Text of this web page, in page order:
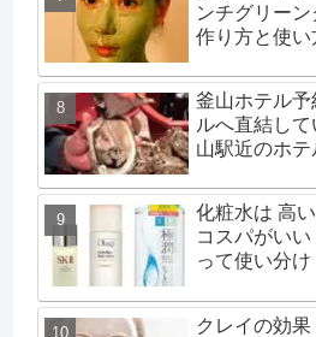
ンチグリーン
作り方と使い
釜山ホテル予
ルへ直結し
山駅近のホテ
化粧水は 高
コスパがいい
って使い分け
クレイの効